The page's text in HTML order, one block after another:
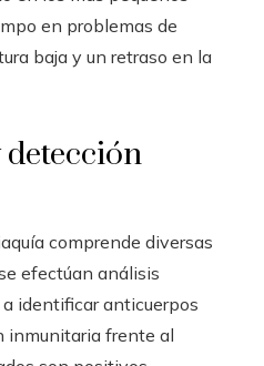
en problemas de
baja y un retraso en la
comprende diversas
efectúan análisis
identificar anticuerpos
inmunitaria frente al